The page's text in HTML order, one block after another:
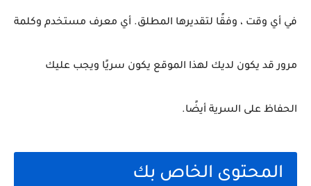
في أي وقت ، وفقًا لتقديرها المطلق. أي معرف مستخدم وكلمة
مرور قد يكون لديك لهذا الموقع يكون سريًا ويجب عليك
الحفاظ على السرية أيضًا.
المحتوى الخاص بك